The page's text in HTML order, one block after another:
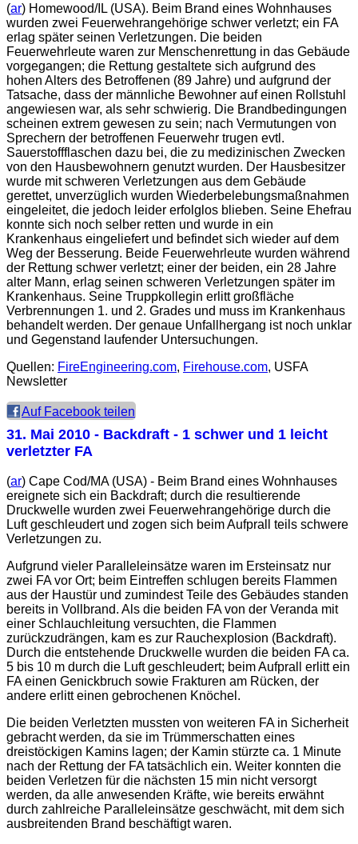
(ar) Homewood/IL (USA). Beim Brand eines Wohnhauses
wurden zwei Feuerwehrangehörige schwer verletzt; ein FA
erlag später seinen Verletzungen. Die beiden
Feuerwehrleute waren zur Menschenrettung in das Gebäude
vorgegangen; die Rettung gestaltete sich aufgrund des
hohen Alters des Betroffenen (89 Jahre) und aufgrund der
Tatsache, dass der männliche Bewohner auf einen Rollstuhl
angewiesen war, als sehr schwierig. Die Brandbedingungen
scheinen extrem gewesen zu sein; nach Vermutungen von
Sprechern der betroffenen Feuerwehr trugen evtl.
Sauerstoffflaschen dazu bei, die zu medizinischen Zwecken
von den Hausbewohnern genutzt wurden. Der Hausbesitzer
wurde mit schweren Verletzungen aus dem Gebäude
gerettet, unverzüglich wurden Wiederbelebungsmaßnahmen
eingeleitet, die jedoch leider erfolglos blieben. Seine Ehefrau
konnte sich noch selber retten und wurde in ein
Krankenhaus eingeliefert und befindet sich wieder auf dem
Weg der Besserung. Beide Feuerwehrleute wurden während
der Rettung schwer verletzt; einer der beiden, ein 28 Jahre
alter Mann, erlag seinen schweren Verletzungen später im
Krankenhaus. Seine Truppkollegin erlitt großfläche
Verbrennungen 1. und 2. Grades und muss im Krankenhaus
behandelt werden. Der genaue Unfallhergang ist noch unklar
und Gegenstand laufender Untersuchungen.
Quellen: FireEngineering.com, Firehouse.com, USFA
Newsletter
Auf Facebook teilen
31. Mai 2010 - Backdraft - 1 schwer und 1 leicht
verletzter FA
(ar) Cape Cod/MA (USA) - Beim Brand eines Wohnhauses
ereignete sich ein Backdraft; durch die resultierende
Druckwelle wurden zwei Feuerwehrangehörige durch die
Luft geschleudert und zogen sich beim Aufprall teils schwere
Verletzungen zu.
Aufgrund vieler Paralleleinsätze waren im Ersteinsatz nur
zwei FA vor Ort; beim Eintreffen schlugen bereits Flammen
aus der Haustür und zumindest Teile des Gebäudes standen
bereits in Vollbrand. Als die beiden FA von der Veranda mit
einer Schlauchleitung versuchten, die Flammen
zurückzudrängen, kam es zur Rauchexplosion (Backdraft).
Durch die entstehende Druckwelle wurden die beiden FA ca.
5 bis 10 m durch die Luft geschleudert; beim Aufprall erlitt ein
FA einen Genickbruch sowie Frakturen am Rücken, der
andere erlitt einen gebrochenen Knöchel.
Die beiden Verletzten mussten von weiteren FA in Sicherheit
gebracht werden, da sie im Trümmerschatten eines
dreistöckigen Kamins lagen; der Kamin stürzte ca. 1 Minute
nach der Rettung der FA tatsächlich ein. Weiter konnten die
beiden Verletzen für die nächsten 15 min nicht versorgt
werden, da alle anwesenden Kräfte, wie bereits erwähnt
durch zahlreiche Paralleleinsätze geschwächt, mit dem sich
ausbreitenden Brand beschäftigt waren.